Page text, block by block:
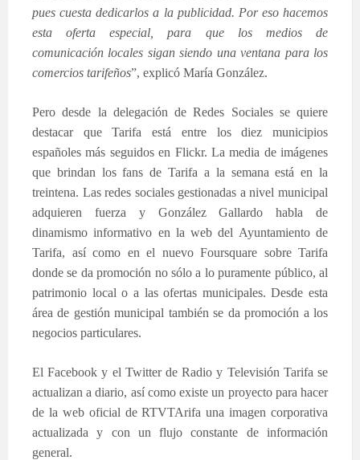
pues cuesta dedicarlos a la publicidad. Por eso hacemos
esta oferta especial, para que los medios de
comunicación locales sigan siendo una ventana para los
comercios tarifeños”, explicó María González.
Pero desde la delegación de Redes Sociales se quiere
destacar que Tarifa está entre los diez municipios
españoles más seguidos en Flickr. La media de imágenes
que brindan los fans de Tarifa a la semana está en la
treintena. Las redes sociales gestionadas a nivel municipal
adquieren fuerza y González Gallardo habla de
dinamismo informativo en la web del Ayuntamiento de
Tarifa, así como en el nuevo Foursquare sobre Tarifa
donde se da promoción no sólo a lo puramente público, al
patrimonio local o a las ofertas municipales. Desde esta
área de gestión municipal también se da promoción a los
negocios particulares.
El Facebook y el Twitter de Radio y Televisión Tarifa se
actualizan a diario, así como existe un proyecto para hacer
de la web oficial de RTVTArifa una imagen corporativa
actualizada y con un flujo constante de información
general.